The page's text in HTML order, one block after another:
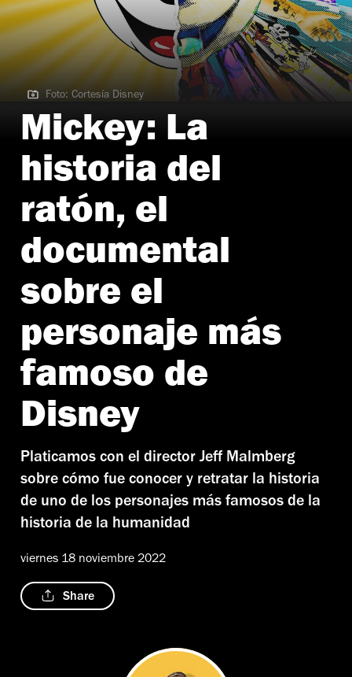
Foto: Cortesía Disney
Foto: Cortesía Disney
Mickey: La
historia del
ratón, el
documental
sobre el
personaje más
famoso de
Disney
Platicamos con el director Jeff Malmberg
sobre cómo fue conocer y retratar la historia
de uno de los personajes más famosos de la
historia de la humanidad
viernes 18 noviembre 2022
Share